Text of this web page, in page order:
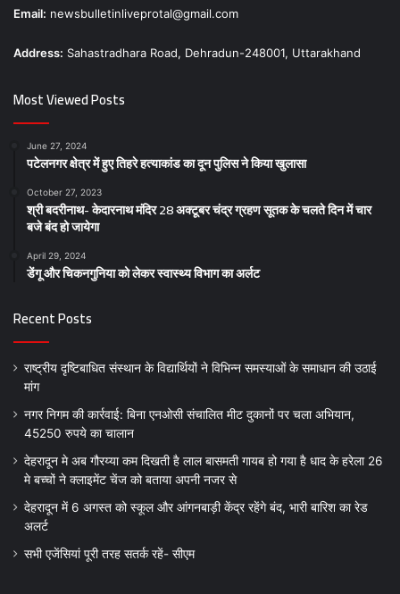
Email: newsbulletinliveprotal@gmail.com
Address: Sahastradhara Road, Dehradun-248001, Uttarakhand
Most Viewed Posts
June 27, 2024
पटेलनगर क्षेत्र में हुए तिहरे हत्याकांड का दून पुलिस ने किया खुलासा
October 27, 2023
श्री बदरीनाथ- केदारनाथ मंदिर 28 अक्टूबर चंद्र ग्रहण सूतक के चलते दिन में चार
बजे बंद हो जायेगा
April 29, 2024
डेंगू और चिकनगुनिया को लेकर स्वास्थ्य विभाग का अर्लट
Recent Posts
राष्ट्रीय दृष्टिबाधित संस्थान के विद्यार्थियों ने विभिन्न समस्याओं के समाधान की उठाई
मांग
नगर निगम की कार्रवाई: बिना एनओसी संचालित मीट दुकानों पर चला अभियान,
45250 रुपये का चालान
देहरादून मे अब गौरय्या कम दिखती है लाल बासमती गायब हो गया है धाद के हरेला 26
मे बच्चों ने क्लाइमेंट चेंज को बताया अपनी नजर से
देहरादून में 6 अगस्त को स्कूल और आंगनबाड़ी केंद्र रहेंगे बंद, भारी बारिश का रेड
अलर्ट
सभी एजेंसियां पूरी तरह सतर्क रहें- सीएम